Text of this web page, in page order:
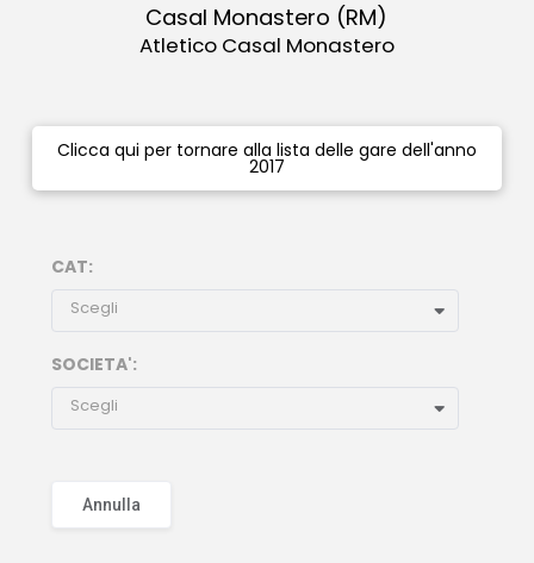
Casal Monastero (RM)
Atletico Casal Monastero
Clicca qui per tornare alla lista delle gare dell'anno
2017
CAT:
Scegli
SOCIETA':
Scegli
Annulla